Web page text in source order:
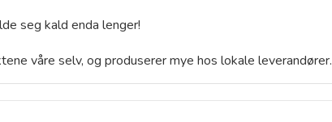
seg kald enda lenger!
våre selv, og produserer mye hos lokale leverandører.